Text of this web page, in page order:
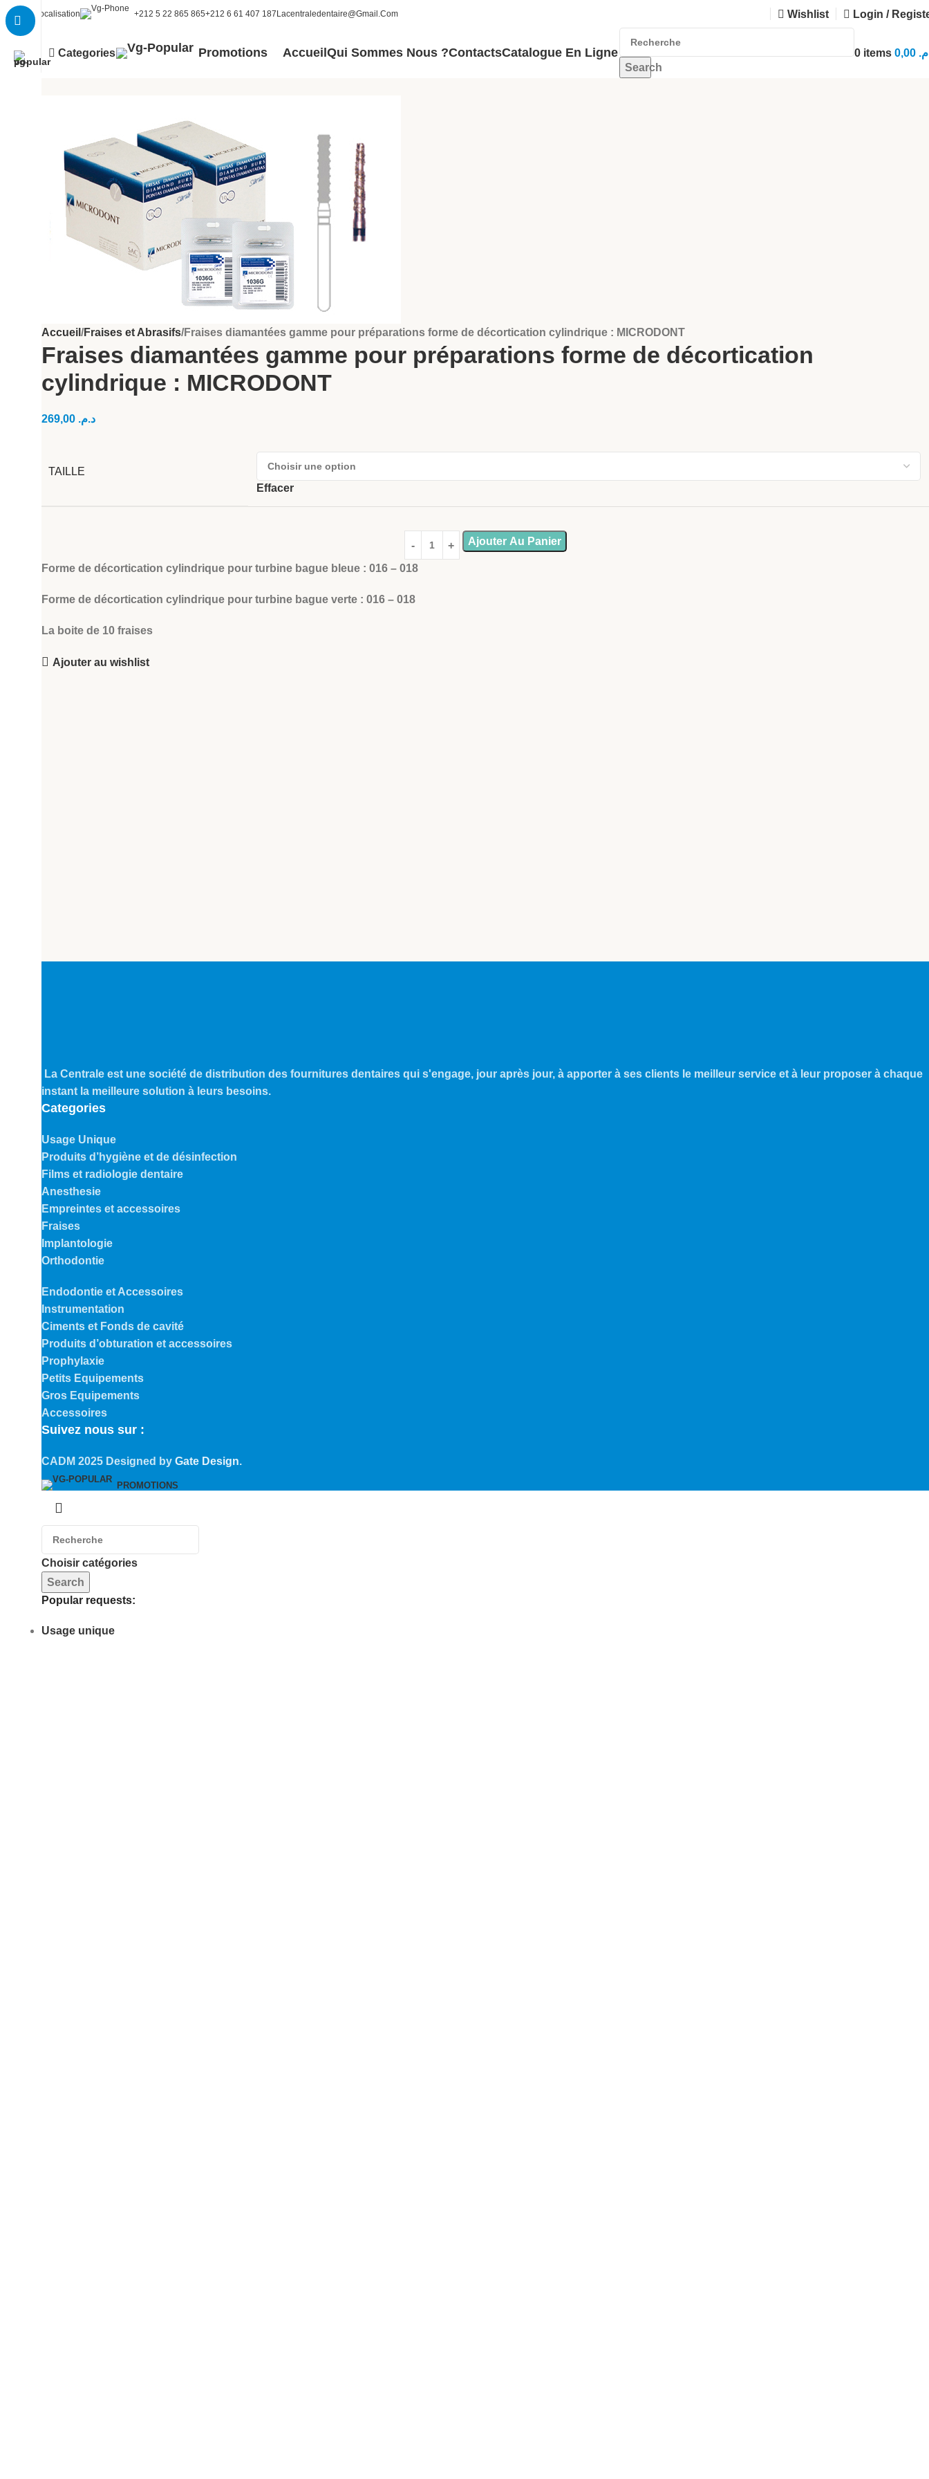
Localisation +212 5 22 865 865+212 6 61 407 187 Lacentraledentaire@gmail.com Wishlist Login /
Categories Promotions Accueil Qui Sommes Nous ?ContactsCatalogue En Ligne
Search
0 items
Accueil Fraises et Abrasifs Fraises diamantées gamme pour préparations forme de décortication cylindrique : MICRODONT
Fraises diamantées gamme pour préparations forme de décortication
cylindrique : MICRODONT
د.م.
TAILLE
Effacer
Ajouter Au Panier
Forme de décortication cylindrique pour turbine bague bleue : 016 – 018
Forme de décortication cylindrique pour turbine bague verte : 016 – 018
La boite de 10 fraises
Ajouter au wishlist
La Centrale est une société de distribution des fournitures dentaires qui s'engage, jour après jour, à apporter à ses clients le meilleur service et à leur proposer à chaque
instant la meilleure solution à leurs besoins.
Categories
Usage Unique
Produits d’hygiène et de désinfection
Films et radiologie dentaire
Anesthesie
Empreintes et accessoires
Fraises
Implantologie
Orthodontie
Endodontie et Accessoires
Instrumentation
Ciments et Fonds de cavité
Produits d’obturation et accessoires
Prophylaxie
Petits Equipements
Gros Equipements
Accessoires
Suivez nous sur :
CADM 2025 Designed by Gate Design.
PROMOTIONS
Choisir catégories
Search
Popular requests:
Usage unique